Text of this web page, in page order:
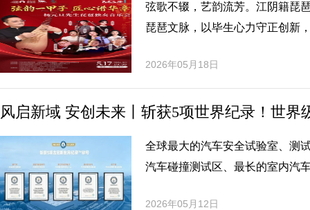
弦歌不辍，艺韵流芳。江阴籍琵
琵琶文脉，以毕生心力守正创新
2026年05月18日
风启新域 安创未来丨斩获5项世界纪录！世界
全球最大的汽车安全试验室、测
汽车碰撞测试区、最长的室内汽
2026年05月12日